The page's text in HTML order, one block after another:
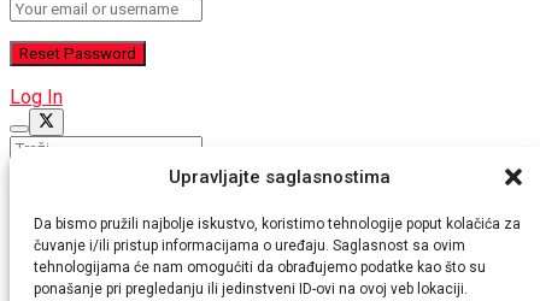
Upravljajte saglasnostima
Da bismo pružili najbolje iskustvo, koristimo tehnologije poput kolačića za
čuvanje i/ili pristup informacijama o uređaju. Saglasnost sa ovim
tehnologijama će nam omogućiti da obrađujemo podatke kao što su
ponašanje pri pregledanju ili jedinstveni ID-ovi na ovoj veb lokaciji.
Log In
POČETNA
NAJNOVIJE
VIJESTI